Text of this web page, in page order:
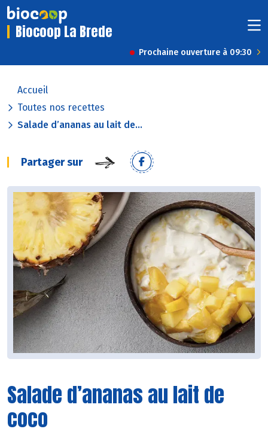
Biocoop La Brede
Prochaine ouverture à 09:30
Accueil
Toutes nos recettes
Salade d’ananas au lait de...
Partager sur
Salade d’ananas au lait de
coco